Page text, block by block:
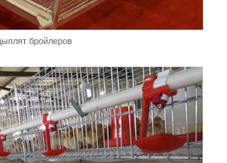
бройлеров